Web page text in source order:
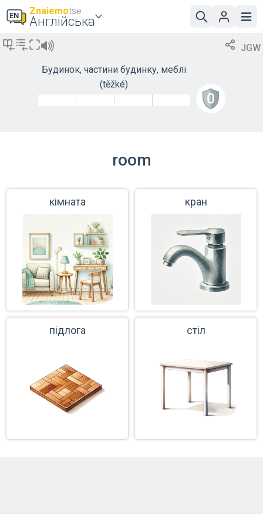
Znaiemotse
Англійська
JGW
Будинок, частини будинку, меблі
(těžké)
room
кімната кран
підлога стіл